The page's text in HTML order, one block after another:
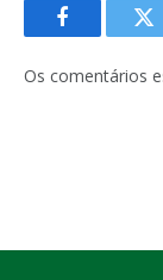
Facebook
Os comentários